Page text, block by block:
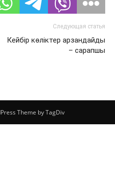
Следующая статья
Кейбір көліктер арзандайды
– сарапшы
Theme by TagDiv